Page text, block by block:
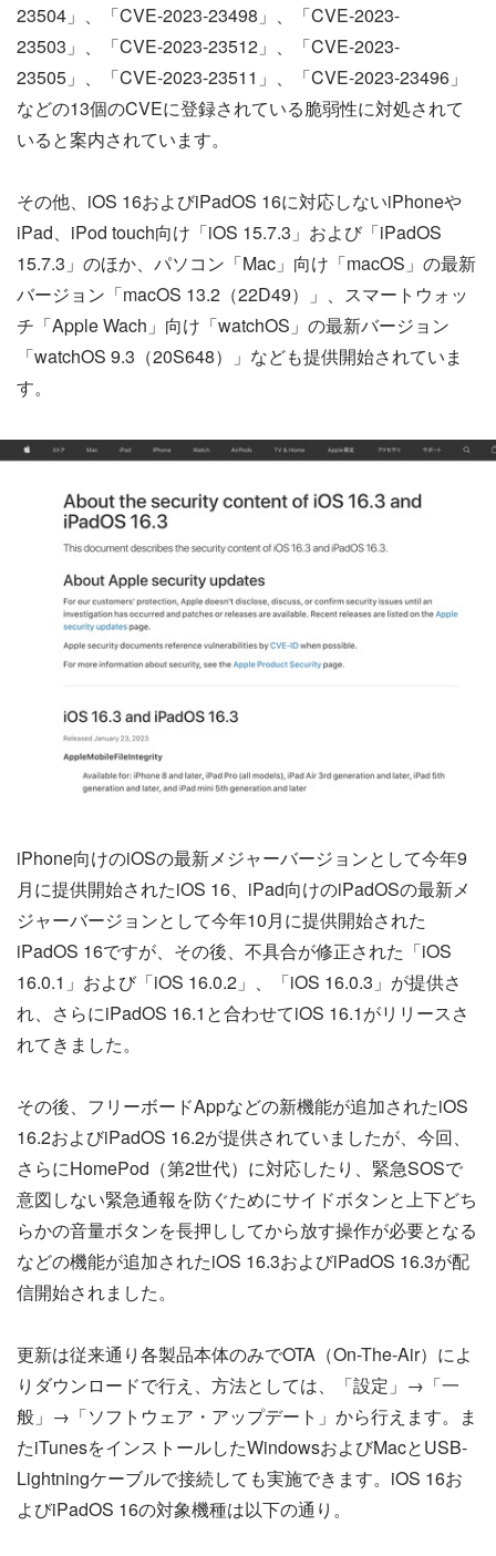
23504」、「CVE-2023-23498」、「CVE-2023-
23503」、「CVE-2023-23512」、「CVE-2023-
23505」、「CVE-2023-23511」、「CVE-2023-23496」
などの13個のCVEに登録されている脆弱性に対処されて
いると案内されています。
その他、iOS 16およびiPadOS 16に対応しないiPhoneや
iPad、iPod touch向け「iOS 15.7.3」および「iPadOS
15.7.3」のほか、パソコン「Mac」向け「macOS」の最新
バージョン「macOS 13.2（22D49）」、スマートウォッ
チ「Apple Wach」向け「watchOS」の最新バージョン
「watchOS 9.3（20S648）」なども提供開始されていま
す。
iPhone向けのiOSの最新メジャーバージョンとして今年9
月に提供開始されたiOS 16、iPad向けのiPadOSの最新メ
ジャーバージョンとして今年10月に提供開始された
iPadOS 16ですが、その後、不具合が修正された「iOS
16.0.1」および「iOS 16.0.2」、「iOS 16.0.3」が提供さ
れ、さらにiPadOS 16.1と合わせてiOS 16.1がリリースさ
れてきました。
その後、フリーボードAppなどの新機能が追加されたiOS
16.2およびiPadOS 16.2が提供されていましたが、今回、
さらにHomePod（第2世代）に対応したり、緊急SOSで
意図しない緊急通報を防ぐためにサイドボタンと上下どち
らかの音量ボタンを長押ししてから放す操作が必要となる
などの機能が追加されたiOS 16.3およびiPadOS 16.3が配
信開始されました。
更新は従来通り各製品本体のみでOTA（On-The-Air）によ
りダウンロードで行え、方法としては、「設定」→「一
般」→「ソフトウェア・アップデート」から行えます。ま
たiTunesをインストールしたWindowsおよびMacとUSB-
Lightningケーブルで接続しても実施できます。iOS 16お
よびiPadOS 16の対象機種は以下の通り。